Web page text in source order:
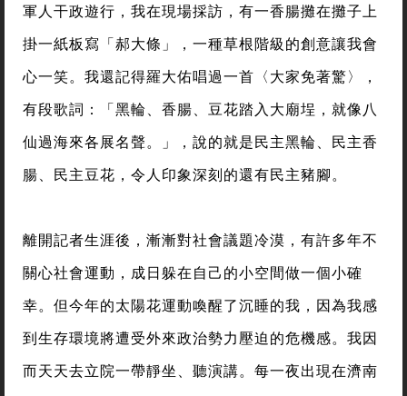
軍人干政遊行，我在現場採訪，有一香腸攤在攤子上
掛一紙板寫「郝大條」，一種草根階級的創意讓我會
心一笑。我還記得羅大佑唱過一首〈大家免著驚〉，
有段歌詞：「黑輪、香腸、豆花踏入大廟埕，就像八
仙過海來各展名聲。」，說的就是民主黑輪、民主香
腸、民主豆花，令人印象深刻的還有民主豬腳。
離開記者生涯後，漸漸對社會議題冷漠，有許多年不
關心社會運動，成日躲在自己的小空間做一個小確
幸。但今年的太陽花運動喚醒了沉睡的我，因為我感
到生存環境將遭受外來政治勢力壓迫的危機感。我因
而天天去立院一帶靜坐、聽演講。每一夜出現在濟南